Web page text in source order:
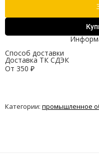
Способ доставки
Доставка ТК СДЭК
От 350 ₽
Категории: промышленное